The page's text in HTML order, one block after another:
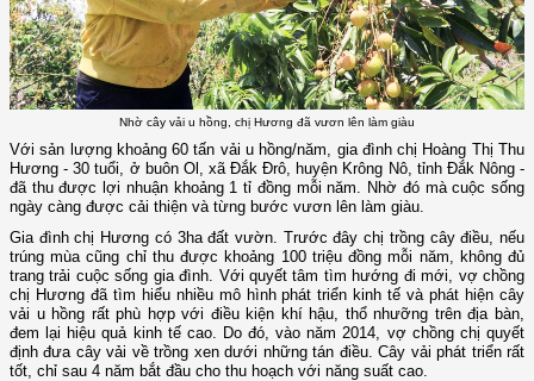
Nhờ cây vải u hồng, chị Hương đã vươn lên làm giàu
Với sản lượng khoảng 60 tấn vải u hồng/năm, gia đình chị Hoàng Thị Thu
Hương - 30 tuổi, ở buôn Ol, xã Đắk Đrô, huyện Krông Nô, tỉnh Đắk Nông -
đã thu được lợi nhuận khoảng 1 tỉ đồng mỗi năm. Nhờ đó mà cuộc sống
ngày càng được cải thiện và từng bước vươn lên làm giàu.
Gia đình chị Hương có 3ha đất vườn. Trước đây chị trồng cây điều, nếu
trúng mùa cũng chỉ thu được khoảng 100 triệu đồng mỗi năm, không đủ
trang trải cuộc sống gia đình. Với quyết tâm tìm hướng đi mới, vợ chồng
chị Hương đã tìm hiểu nhiều mô hình phát triển kinh tế và phát hiện cây
vải u hồng rất phù hợp với điều kiện khí hậu, thổ nhưỡng trên địa bàn,
đem lại hiệu quả kinh tế cao. Do đó, vào năm 2014, vợ chồng chị quyết
định đưa cây vải về trồng xen dưới những tán điều. Cây vải phát triển rất
tốt, chỉ sau 4 năm bắt đầu cho thu hoạch với năng suất cao.